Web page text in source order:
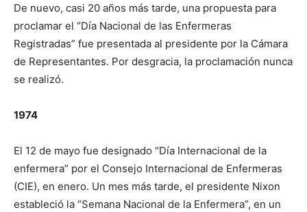
De nuevo, casi 20 años más tarde, una propuesta para
proclamar el “Día Nacional de las Enfermeras
Registradas” fue presentada al presidente por la Cámara
de Representantes. Por desgracia, la proclamación nunca
se realizó.
1974
El 12 de mayo fue designado “Día Internacional de la
enfermera” por el Consejo Internacional de Enfermeras
(CIE), en enero. Un mes más tarde, el presidente Nixon
estableció la “Semana Nacional de la Enfermera”, en un